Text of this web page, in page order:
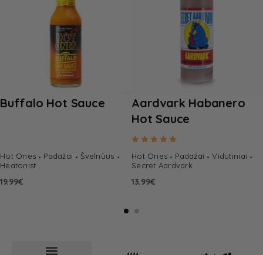
Buffalo Hot Sauce
Hot Ones Padažai
Švelnūus
Heatonist
19.99€
Aardvark Habanero
Hot Sauce
Hot Ones Padažai
Vidutiniai
Secret Aardvark
13.99€